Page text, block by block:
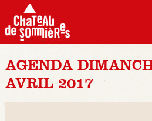
AGENDA
AVRIL 2017